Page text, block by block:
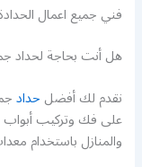
فني جميع اعمال
هل أنت بحاجة لحداد
نقدم لك أفضلحداد
على فك وتركيب
والمنازل باستخدام